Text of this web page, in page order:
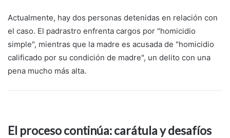
Actualmente, hay dos personas detenidas en relación con
el caso. El padrastro enfrenta cargos por "homicidio
simple", mientras que la madre es acusada de "homicidio
calificado por su condición de madre", un delito con una
pena mucho más alta.
El proceso continúa: carátula y desafíos